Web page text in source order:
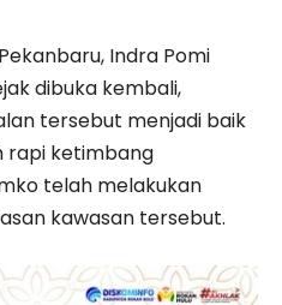
Indra Pomi
dibuka kembali,
tersebut menjadi baik
rapi ketimbang
telah melakukan
kawasan tersebut.